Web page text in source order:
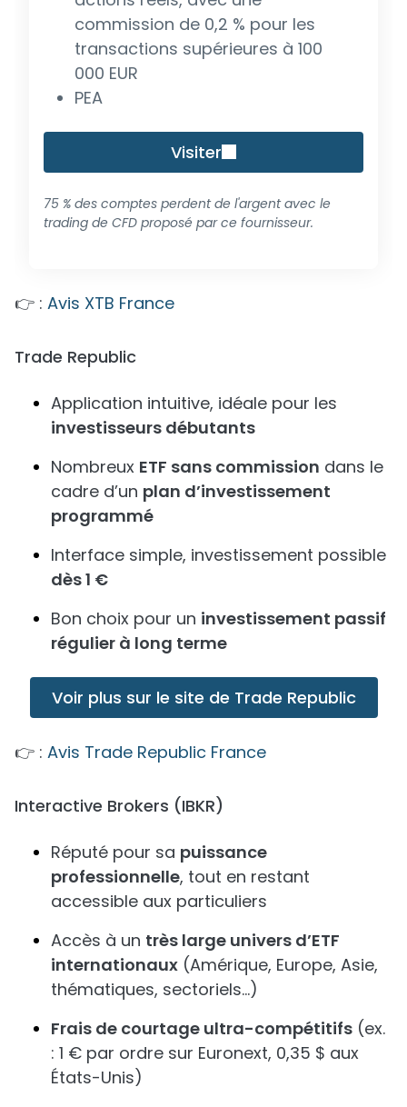
commission de 0,2 % pour les
transactions supérieures à 100
000 EUR
PEA
Visiter
75 % des comptes perdent de l'argent avec le
trading de CFD proposé par ce fournisseur.
👉 : Avis XTB France
Trade Republic
Application intuitive, idéale pour les
investisseurs débutants
Nombreux ETF sans commission dans le
cadre d’un plan d’investissement
programmé
Interface simple, investissement possible
dès 1 €
Bon choix pour un investissement passif
régulier à long terme
Voir plus sur le site de Trade Republic
👉 : Avis Trade Republic France
Interactive Brokers (IBKR)
Réputé pour sa puissance
professionnelle, tout en restant
accessible aux particuliers
Accès à un très large univers d’ETF
internationaux (Amérique, Europe, Asie,
thématiques, sectoriels…)
Frais de courtage ultra-compétitifs (ex.
: 1 € par ordre sur Euronext, 0,35 $ aux
États-Unis)